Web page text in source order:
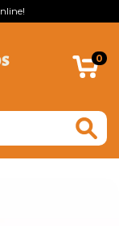
0